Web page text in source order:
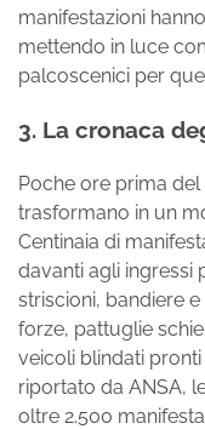
manifestazioni
mettendo in luce
palcoscenici per
3. La cronaca
Poche ore prima del
trasformano in un
Centinaia di
davanti agli ingressi
striscioni, bandiere
forze, pattuglie
veicoli blindati
riportato da ANSA,
oltre 2.500